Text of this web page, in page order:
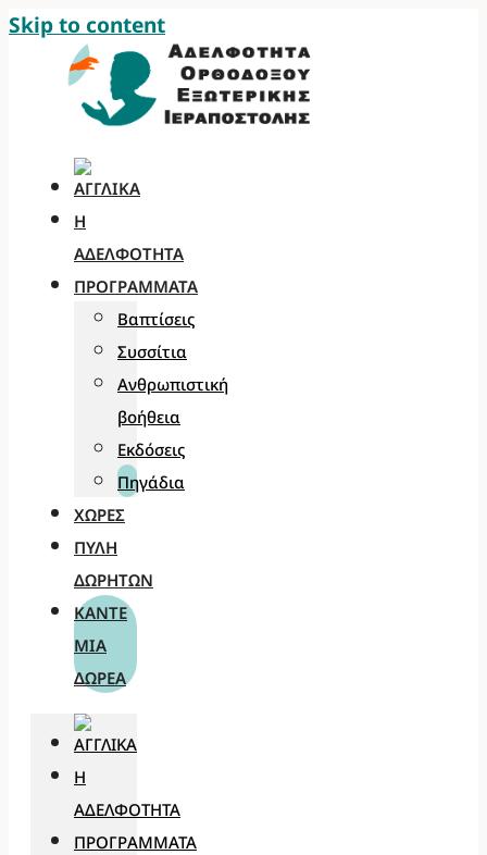
Skip to content
Η
ΑΔΕΛΦΌΤΗΤΑ
ΠΡΟΓΡΆΜΜΑΤΑ
Βαπτίσεις
Συσσίτια
Ανθρωπιστική
βοήθεια
Εκδόσεις
Πηγάδια
ΧΏΡΕΣ
ΠΎΛΗ
ΔΩΡΗΤΏΝ
ΚΆΝΤΕ
ΜΊΑ
ΔΩΡΕΆ
Η
ΑΔΕΛΦΌΤΗΤΑ
ΠΡΟΓΡΆΜΜΑΤΑ